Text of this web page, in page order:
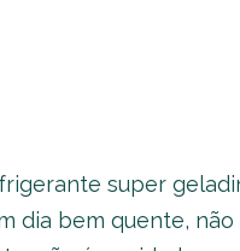
super
dia bem quente, não